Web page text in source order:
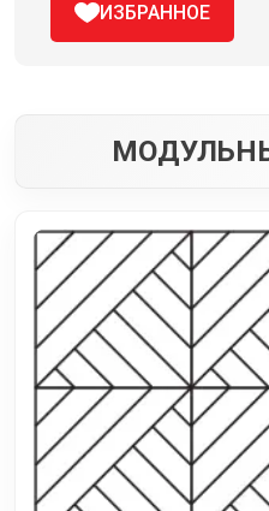
ИЗБРАННОЕ